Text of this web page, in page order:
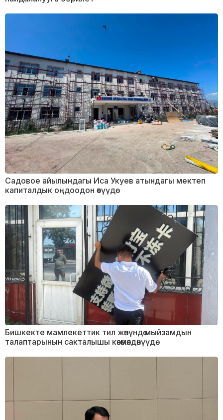
Садовое айылындагы Иса Укуев атындагы мектеп
капиталдык оңдоодон өтүүдө
Бишкекте мамлекеттик тил жөнүндө мыйзамдын
талаптарынын сакталышы көзөмөлдөнүүдө